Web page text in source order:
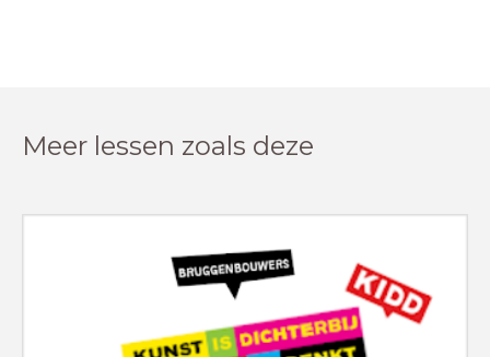
Meer lessen zoals deze